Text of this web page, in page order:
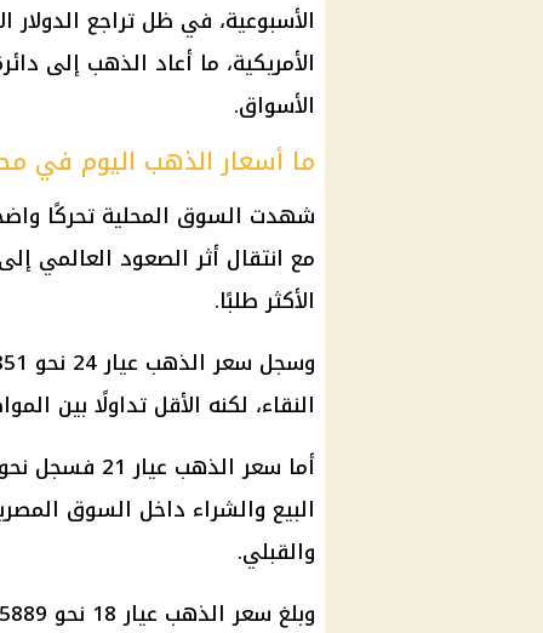
الأسبوعية، في ظل تراجع الدولار
الأمريكية، ما أعاد الذهب إلى
الأسواق.
ما أسعار الذهب اليوم في
شهدت السوق المحلية تحركًا
مع انتقال أثر الصعود العالمي
الأكثر طلبًا.
النقاء، لكنه الأقل تداولًا بين
البيع والشراء داخل السوق
والقبلي.